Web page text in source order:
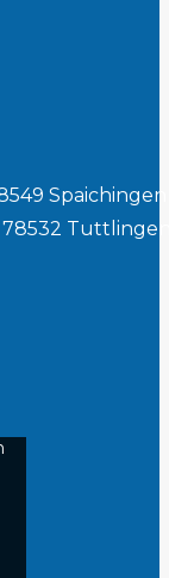
Spaichingen
78532